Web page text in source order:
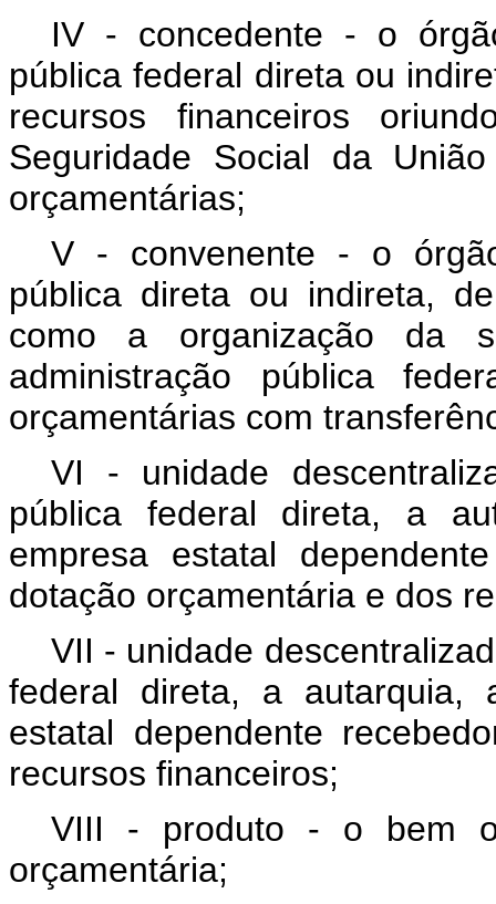
IV - concedente - o
pública federal direta ou
recursos financeiros
Seguridade Social da
orçamentárias;
V - convenente - o
pública direta ou indireta,
como a organização da
administração pública
orçamentárias com
VI - unidade
pública federal direta, a
empresa estatal
dotação orçamentária e dos
VII - unidade
federal direta, a autarquia,
estatal dependente
recursos financeiros;
VIII - produto - o bem
orçamentária;